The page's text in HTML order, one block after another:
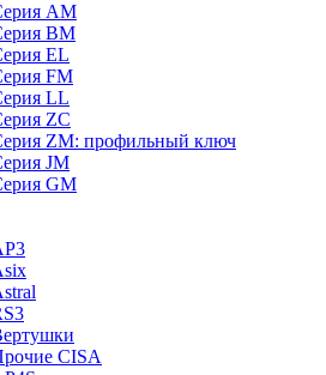
AM
BM
EL
FM
LL
ZC
ZM: профильный ключ
JM
GM
CISA